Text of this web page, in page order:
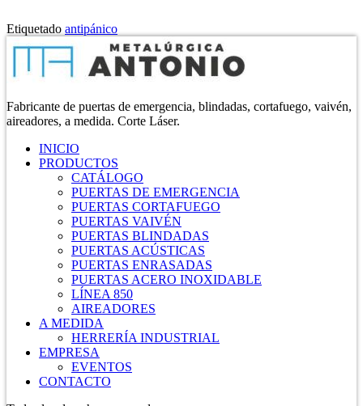
Etiquetado antipánico
Fabricante de puertas de emergencia, blindadas, cortafuego, vaivén,
aireadores, a medida. Corte Láser.
INICIO
PRODUCTOS
CATÁLOGO
PUERTAS DE EMERGENCIA
PUERTAS CORTAFUEGO
PUERTAS VAIVÉN
PUERTAS BLINDADAS
PUERTAS ACÚSTICAS
PUERTAS ENRASADAS
PUERTAS ACERO INOXIDABLE
LÍNEA 850
AIREADORES
A MEDIDA
HERRERÍA INDUSTRIAL
EMPRESA
EVENTOS
CONTACTO